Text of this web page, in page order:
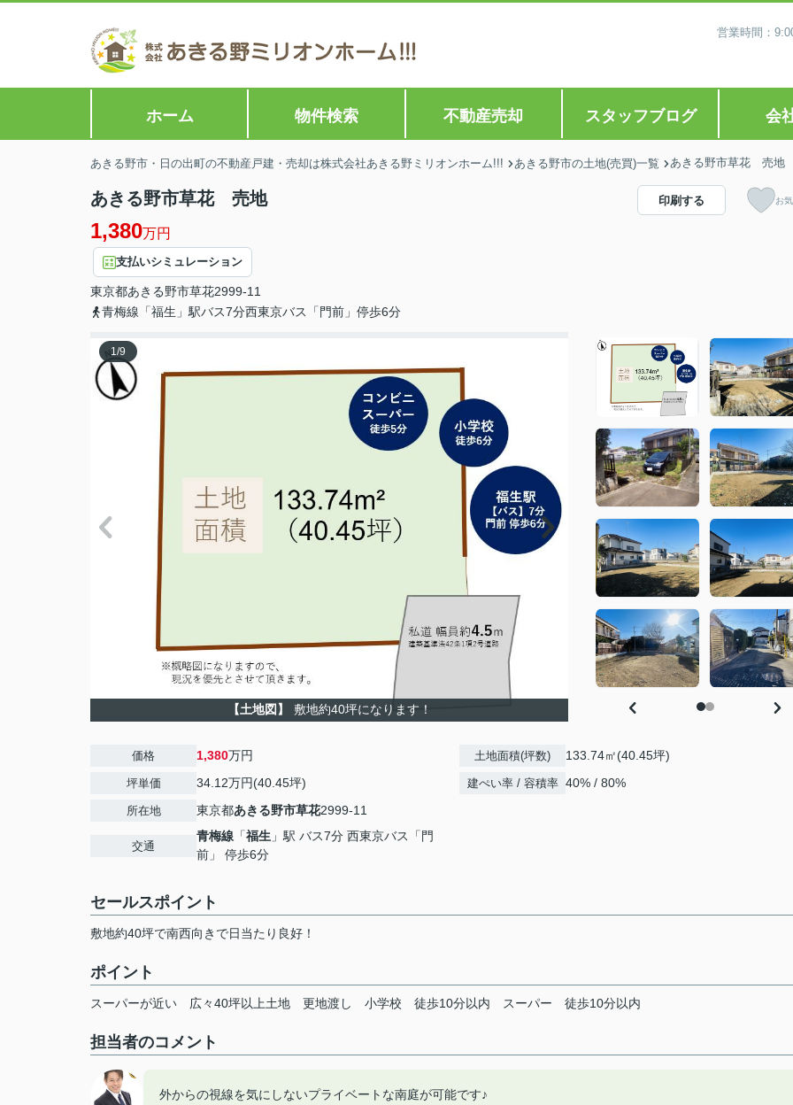
営業時間：
ホーム 物件検索 不動産売却 スタッフブログ 会
あきる野市・日の出町の不動産戸建・売却は株式会社あきる野ミリオンホーム!!! あきる野市の土地(売買)一覧 あきる野市草花 売地
あきる野市草花 売地
1,380万円
支払いシミュレーション
東京都あきる野市草花2999-11
青梅線「福生」駅バス7分西東京バス「門前」停歩6分
印刷する お
1/9
【土地図】 敷地約40坪になります！
価格 1,380万円
坪単価 34.12万円(40.45坪)
所在地 東京都あきる野市草花2999-11
交通
青梅線 「福生 」駅 バス7分 西東京バス「門
前」 停歩6分
土地面積(坪数) 133.74㎡(40.45坪)
建ぺい率 / 容積率 40% / 80%
セールスポイント
敷地約40坪で南西向きで日当たり良好！
ポイント
スーパーが近い 広々40坪以上土地 更地渡し 小学校 徒歩10分以内 スーパー 徒歩10分以内
担当者のコメント
外からの視線を気にしないプライベートな南庭が可能です♪